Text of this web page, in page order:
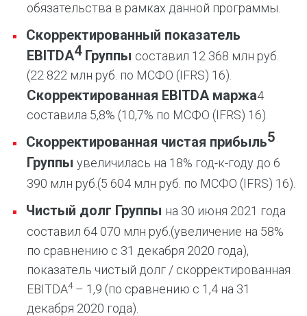
обязательства в рамках данной программы.
Скорректированный показатель
EBITDA4Группы составил 12 368 млн руб.
(22 822 млн руб. по МСФО (IFRS) 16).
Скорректированная EBITDAмаржа4
составила 5,8% (10,7% по МСФО (IFRS) 16).
Скорректированная чистая прибыль5
Группы увеличилась на 18% год-к-году до 6
390 млн руб. (5 604 млн руб. по МСФО (IFRS) 16).
Чистый долг Группы на 30 июня 2021 года
составил 64 070 млн руб. (увеличение на 58%
по сравнению с 31 декабря 2020 года),
показатель чистый долг / скорректированная
EBITDA4– 1,9 (по сравнению с 1,4 на 31
декабря 2020 года).